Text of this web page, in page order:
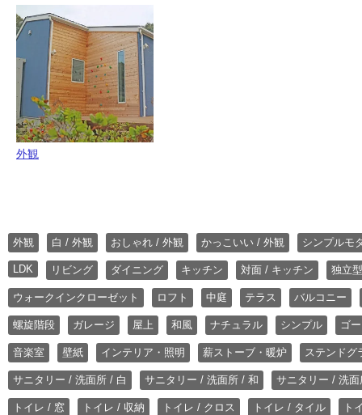
外観
外観 白 / 外観 おしゃれ / 外観 かっこいい / 外観 シンプルモ
LDK リビング ダイニング キッチン 対面 / キッチン 独立
ウォークインクローゼット ロフト 中庭 テラス バルコニー
螺旋階段 ガレージ 屋上 和風 ナチュラル シンプル ゴ
音楽室 壁紙 インテリア・照明 薪ストーブ・暖炉 ステンドグ
サニタリー / 洗面所 / 白 サニタリー / 洗面所 / 和 サニタリー / 洗
トイレ / 窓 トイレ / 収納 トイレ / クロス トイレ / タイル ト